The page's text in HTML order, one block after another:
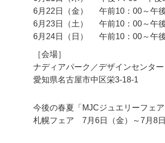
6月22日（金）
午前10：00～午
6月23日（土）
午前10：00～午
6月24日（日）
午前10：00～午
［会場］
ナディアパーク／デザインセンタ
愛知県名古屋市中区栄3-18-1
今後の春夏「MJCジュエリーフェ
札幌フェア 7月6日（金）～7月8